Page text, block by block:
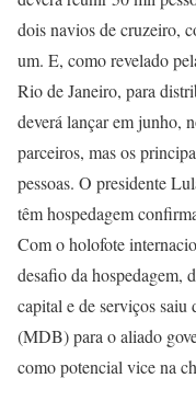
dois navios de cruzeiro,
um. E, como revelado
Rio de Janeiro, para
deverá lançar em junho,
parceiros, mas os
pessoas. O presidente
têm hospedagem
Com o holofote
desafio da hospedagem,
capital e de serviços
(MDB) para o aliado
como potencial vice na